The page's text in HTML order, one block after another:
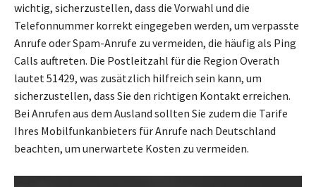
wichtig, sicherzustellen, dass die Vorwahl und die
Telefonnummer korrekt eingegeben werden, um verpasste
Anrufe oder Spam-Anrufe zu vermeiden, die häufig als Ping
Calls auftreten. Die Postleitzahl für die Region Overath
lautet 51429, was zusätzlich hilfreich sein kann, um
sicherzustellen, dass Sie den richtigen Kontakt erreichen.
Bei Anrufen aus dem Ausland sollten Sie zudem die Tarife
Ihres Mobilfunkanbieters für Anrufe nach Deutschland
beachten, um unerwartete Kosten zu vermeiden.